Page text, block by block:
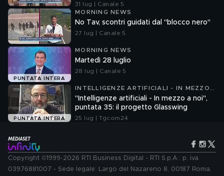
31 lug | Canale 5
MORNING NEWS
No Tav, scontri guidati dal "blocco nero"
27 lug | Canale 5
PUNTATA INTERA
MORNING NEWS
Martedì 28 luglio
28 lug | Canale 5
PUNTATA INTERA
INTELLIGENZE ARTIFICIALI - IN MEZZO
A NOI
"Intelligenze artificiali - In mezzo a noi",
puntata 35: il progetto Glasswing
25 lug | Tgcom24
Copyright ©1999-2026 RTI Business Digital - RTI S.p.A.: p. iva
03976881007 - Sede legale: Largo del Nazareno 8, 00187 Roma.